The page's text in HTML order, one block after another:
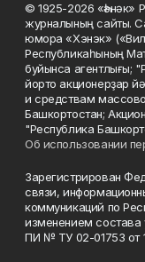
© 1925-2026 «Һәнәк»
журналының сайты.
юмора «Хэнэк»
Республикаһының
буйынса агентлығы;
йорто акционерҙар
и средствам
Башкортостан;
"Республика
Об использовании
Зарегистрирован
связи,
коммуникаций по
изменением состава
ПИ № ТУ 02-01753 от